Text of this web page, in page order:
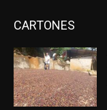
CARTONES